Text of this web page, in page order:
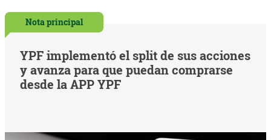
Nota principal
YPF implementó el split de sus acciones
y avanza para que puedan comprarse
desde la APP YPF